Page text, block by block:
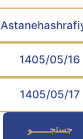
جستجــــــو